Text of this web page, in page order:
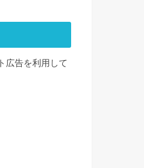
広告を利用して